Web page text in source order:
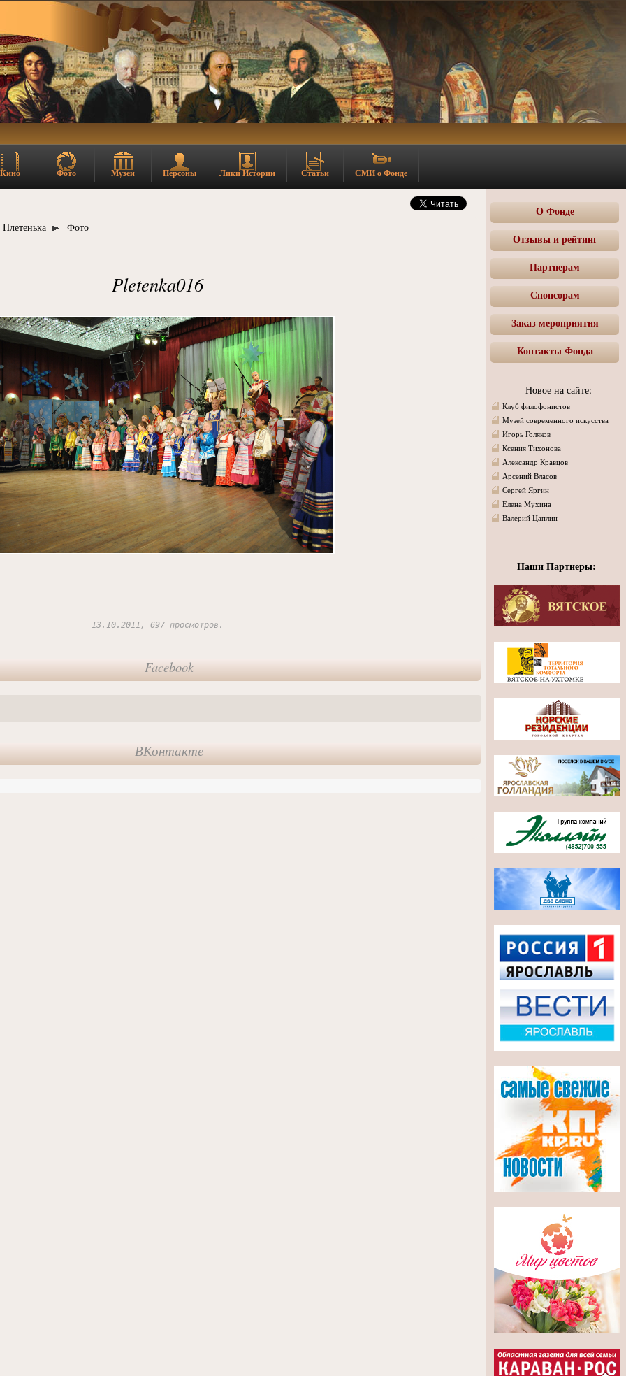
Кино Фото Музеи Персоны Лики Истории Статьи СМИ о Фонде
Плетенька Фото
Pletenka016
13.10.2011, 697 просмотров.
Facebook
ВКонтакте
О Фонде
Отзывы и рейтинг
Партнерам
Спонсорам
Заказ мероприятия
Контакты Фонда
Новое на сайте:
Клуб филофонистов
Музей современного искусства
Игорь Голяков
Ксения Тихонова
Александр Кравцов
Арсений Власов
Сергей Яргин
Елена Мухина
Валерий Цаплин
Наши Партнеры: